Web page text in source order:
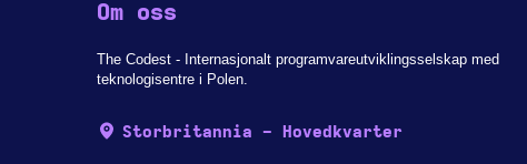
Om oss
The Codest - Internasjonalt programvareutviklingsselskap med
teknologisentre i Polen.
Storbritannia - Hovedkvarter